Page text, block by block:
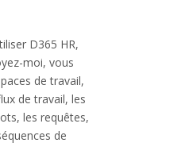
D365 HR,
moi, vous
de travail,
de travail, les
les requêtes,
de